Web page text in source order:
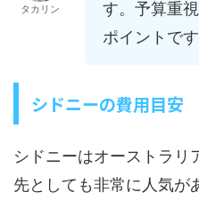
タカリン
す。予算重
ポイントです
シドニーの費用目安
シドニーはオーストラリ
先としても非常に人気が